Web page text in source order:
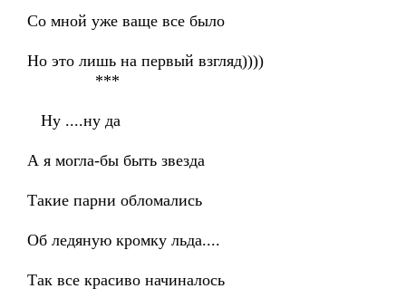
Со мной уже ваще все было
Но это лишь на первый взгляд))))
***
Ну ....ну да
А я могла-бы быть звезда
Такие парни обломались
Об ледяную кромку льда....
Так все красиво начиналось